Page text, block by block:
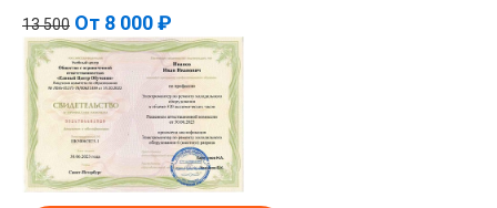
13 500 От 8 000 ₽